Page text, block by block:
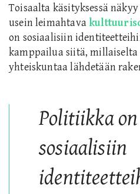
Toisaalta käsityksessä
usein leimahtava
on sosiaalisiin
kamppailua siitä,
yhteiskuntaa lähdetään
Politiikka on
sosiaalisiin